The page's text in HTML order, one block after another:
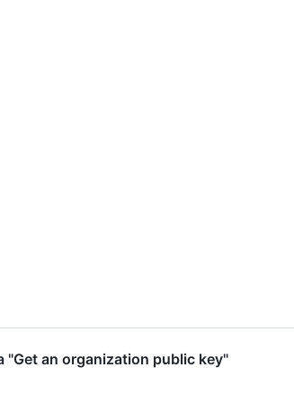
"Get an organization public key"